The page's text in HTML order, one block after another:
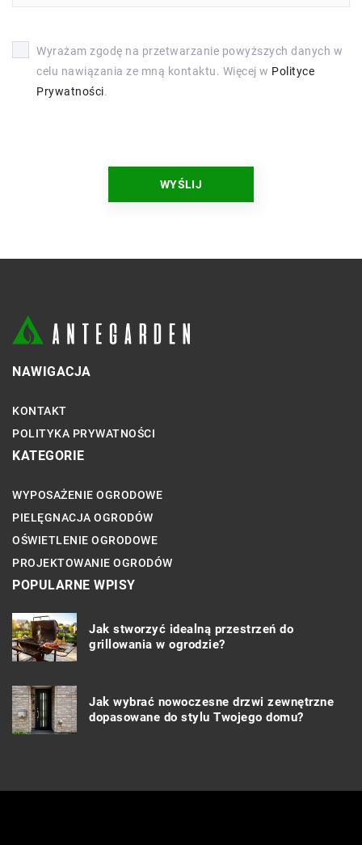
Wyrażam zgodę na przetwarzanie powyższych danych w
celu nawiązania ze mną kontaktu. Więcej w Polityce
Prywatności.
NAWIGACJA
KONTAKT
POLITYKA PRYWATNOŚCI
KATEGORIE
WYPOSAŻENIE OGRODOWE
PIELĘGNACJA OGRODÓW
OŚWIETLENIE OGRODOWE
PROJEKTOWANIE OGRODÓW
POPULARNE WPISY
Jak stworzyć idealną przestrzeń do
grillowania w ogrodzie?
Jak wybrać nowoczesne drzwi zewnętrzne
dopasowane do stylu Twojego domu?